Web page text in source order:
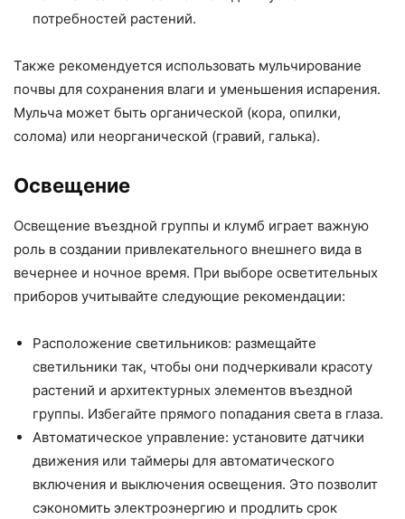
потребностей растений.
Также рекомендуется использовать мульчирование
почвы для сохранения влаги и уменьшения испарения.
Мульча может быть органической (кора, опилки,
солома) или неорганической (гравий, галька).
Освещение
Освещение въездной группы и клумб играет важную
роль в создании привлекательного внешнего вида в
вечернее и ночное время. При выборе осветительных
приборов учитывайте следующие рекомендации:
Расположение светильников: размещайте
светильники так, чтобы они подчеркивали красоту
растений и архитектурных элементов въездной
группы. Избегайте прямого попадания света в глаза.
Автоматическое управление: установите датчики
движения или таймеры для автоматического
включения и выключения освещения. Это позволит
сэкономить электроэнергию и продлить срок